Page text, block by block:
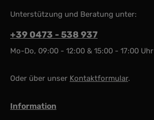
Unterstützung und Beratung unter:
+39 0473 - 538 937
Mo-Do, 09:00 - 12:00 & 15:00 - 17:00 Uhr
Oder über unser Kontaktformular.
Information